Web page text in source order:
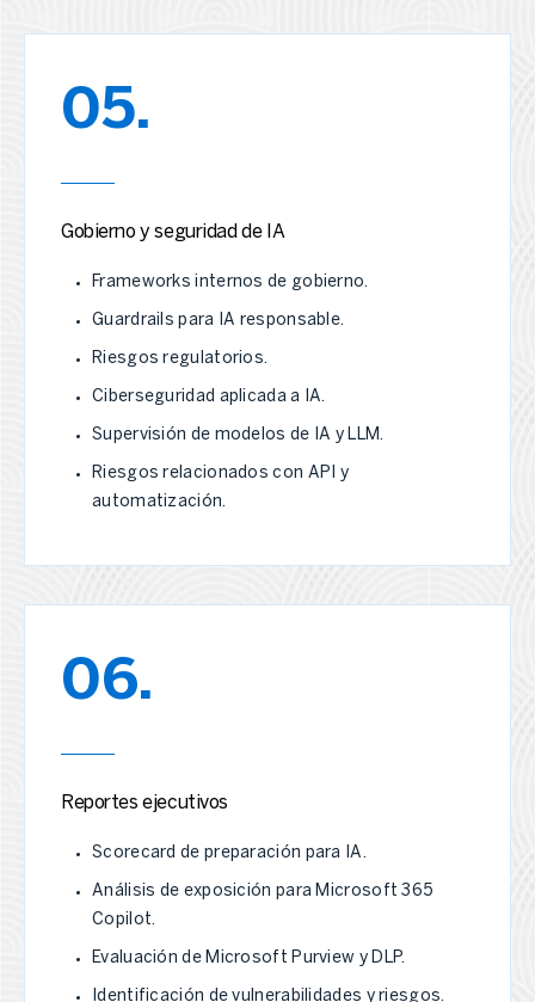
05.
Gobierno y seguridad de IA
Frameworks internos de gobierno.
Guardrails para IA responsable.
Riesgos regulatorios.
Ciberseguridad aplicada a IA.
Supervisión de modelos de IA y LLM.
Riesgos relacionados con API y
automatización.
06.
Reportes ejecutivos
Scorecard de preparación para IA.
Análisis de exposición para Microsoft 365
Copilot.
Evaluación de Microsoft Purview y DLP.
Identificación de vulnerabilidades y riesgos.